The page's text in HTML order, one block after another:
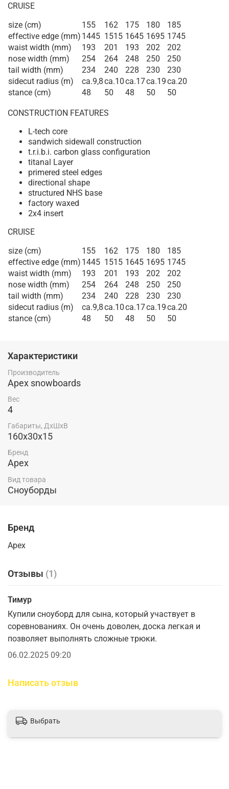
CRUISE
size (cm)
155 162 175 180
185
effective edge (mm) 1445 1515 1645 1695 1745
waist width (mm)
193 201 193 202
202
nose width (mm)
254 264 248 250
250
tail width (mm)
234 240 228 230
230
sidecut radius (m)
ca.9,8ca.10ca.17ca.19ca.20
stance (cm)
48 50 48 50 50
CONSTRUCTION FEATURES
L-tech core
sandwich sidewall construction
t.r.i.b.i. carbon glass configuration
titanal Layer
primered steel edges
directional shape
structured NHS base
factory waxed
2x4 insert
CRUISE
size (cm)
155 162 175 180
185
effective edge (mm) 1445 1515 1645 1695 1745
waist width (mm)
193 201 193 202
202
nose width (mm)
254 264 248 250
250
tail width (mm)
234 240 228 230
230
sidecut radius (m)
ca.9,8ca.10ca.17ca.19ca.20
stance (cm)
48 50 48 50 50
Характеристики
Производитель
Apex snowboards
Вес
4
Габариты, ДхШхВ
160x30x15
Бренд
Apex
Вид товара
Сноуборды
Бренд
Apex
Отзывы (1)
Тимур
Купили сноуборд для сына, который участвует в
соревнованиях. Он очень доволен, доска легкая и
позволяет выполнять сложные трюки.
06.02.2025 09:20
Написать отзыв
Выбрать